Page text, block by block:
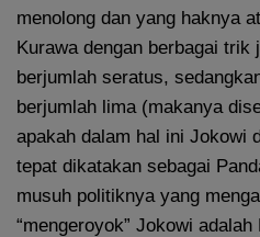
menolong dan yang haknya
Kurawa dengan berbagai trik
berjumlah seratus,
berjumlah lima (makanya
apakah dalam hal ini Jokowi
tepat dikatakan sebagai
musuh politiknya yang
“mengeroyok” Jokowi